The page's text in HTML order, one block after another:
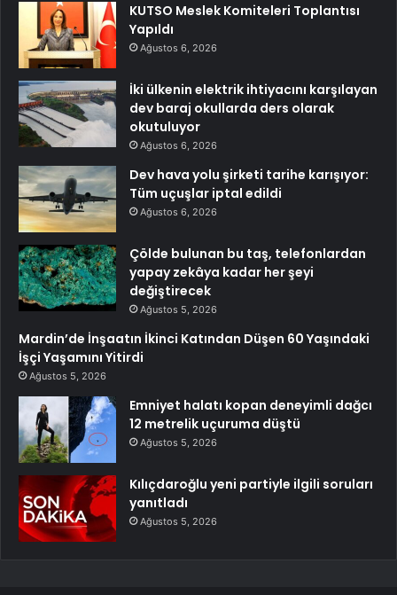
KUTSO Meslek Komiteleri Toplantısı
Yapıldı
Ağustos 6, 2026
İki ülkenin elektrik ihtiyacını karşılayan
dev baraj okullarda ders olarak
okutuluyor
Ağustos 6, 2026
Dev hava yolu şirketi tarihe karışıyor:
Tüm uçuşlar iptal edildi
Ağustos 6, 2026
Çölde bulunan bu taş, telefonlardan
yapay zekâya kadar her şeyi
değiştirecek
Ağustos 5, 2026
Mardin’de İnşaatın İkinci Katından Düşen 60 Yaşındaki
İşçi Yaşamını Yitirdi
Ağustos 5, 2026
Emniyet halatı kopan deneyimli dağcı
12 metrelik uçuruma düştü
Ağustos 5, 2026
Kılıçdaroğlu yeni partiyle ilgili soruları
yanıtladı
Ağustos 5, 2026